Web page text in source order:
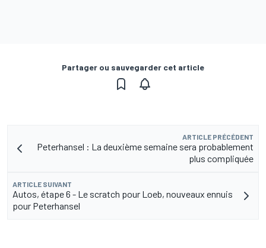
Partager ou sauvegarder cet article
ARTICLE PRÉCÉDENT
Peterhansel : La deuxième semaine sera probablement
plus compliquée
ARTICLE SUIVANT
Autos, étape 6 - Le scratch pour Loeb, nouveaux ennuis
pour Peterhansel